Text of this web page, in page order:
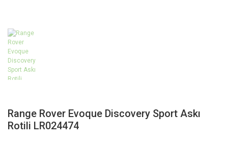
Range Rover Evoque Discovery Sport Askı
Rotili LR024474